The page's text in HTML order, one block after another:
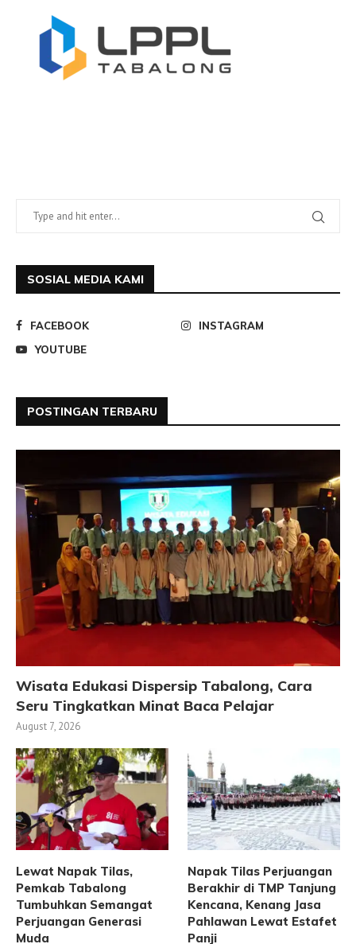
SOSIAL MEDIA KAMI
FACEBOOK
INSTAGRAM
YOUTUBE
POSTINGAN TERBARU
Wisata Edukasi Dispersip Tabalong, Cara
Seru Tingkatkan Minat Baca Pelajar
August 7, 2026
Lewat Napak Tilas,
Pemkab Tabalong
Tumbuhkan Semangat
Perjuangan Generasi
Muda
Napak Tilas Perjuangan
Berakhir di TMP Tanjung
Kencana, Kenang Jasa
Pahlawan Lewat Estafet
Panji